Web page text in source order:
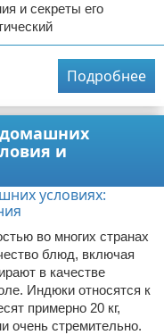
и секреты его
Подробнее
и
во многих странах
блюд, включая
в качестве
Индюки относятся к
примерно 20 кг,
очень стремительно.